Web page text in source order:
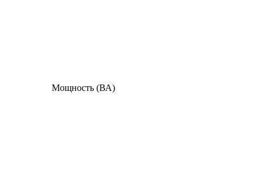
Мощность (ВА)